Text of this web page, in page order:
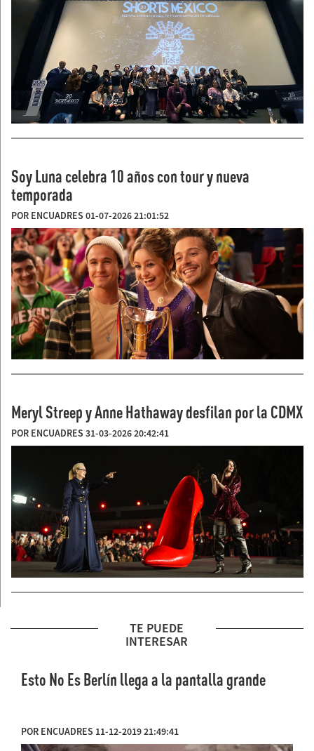
Soy Luna celebra 10 años con tour y nueva
temporada
POR ENCUADRES 01-07-2026 21:01:52
Meryl Streep y Anne Hathaway desfilan por la CDMX
POR ENCUADRES 31-03-2026 20:42:41
TE PUEDE
INTERESAR
Esto No Es Berlín llega a la pantalla grande
POR ENCUADRES 11-12-2019 21:49:41